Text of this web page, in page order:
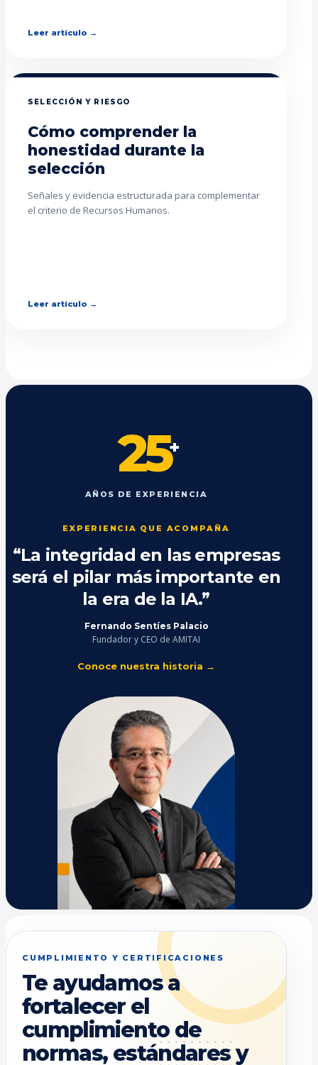
Leer artículo →
SELECCIÓN Y RIESGO
Cómo comprender la
honestidad durante la
selección
Señales y evidencia estructurada para complementar
el criterio de Recursos Humanos.
Leer artículo →
25+
AÑOS DE EXPERIENCIA
EXPERIENCIA QUE ACOMPAÑA
“La integridad en las empresas
será el pilar más importante en
la era de la IA.”
Fernando Sentíes Palacio
Fundador y CEO de AMITAI
Conoce nuestra historia →
CUMPLIMIENTO Y CERTIFICACIONES
Te ayudamos a
fortalecer el
cumplimiento de
normas, estándares y